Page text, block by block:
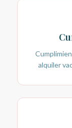
alquiler